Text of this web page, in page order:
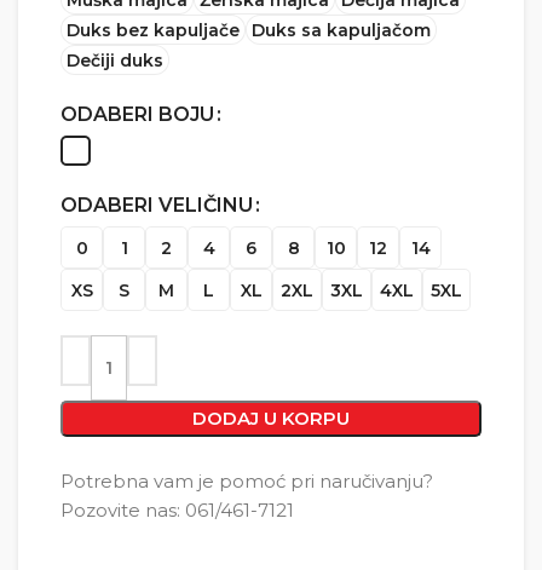
Duks bez kapuljače
Duks sa kapuljačom
Dečiji duks
ODABERI BOJU
ODABERI VELIČINU
0 1 2 4 6 8 10 12
14
XS
S M L XL 2XL 3XL 4XL 5XL
DODAJ U KORPU
Potrebna vam je pomoć pri naručivanju?
Pozovite nas: 061/461-7121